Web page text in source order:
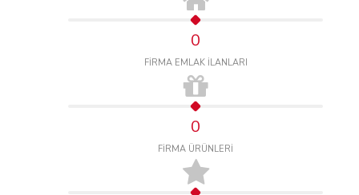
0
FİRMA EMLAK İLANLARI
0
FİRMA ÜRÜNLERİ